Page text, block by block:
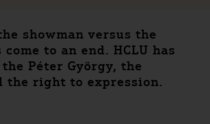
showman versus the
to an end. HCLU has
Péter György, the
the right to expression.